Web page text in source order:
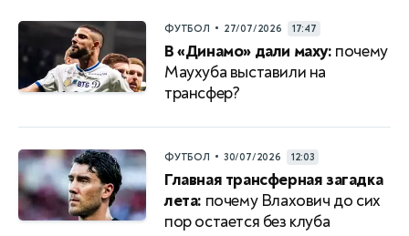
ФУТБОЛ • 27/07/2026 17:47
В «Динамо» дали маху: почему
Маухуба выставили на
трансфер?
ФУТБОЛ • 30/07/2026 12:03
Главная трансферная загадка
лета: почему Влахович до сих
пор остается без клуба